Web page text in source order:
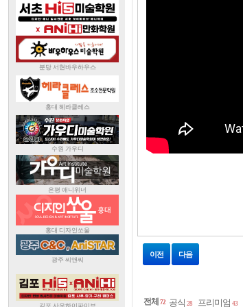
이전 다음
전체 72 공식 28 프리미엄 43